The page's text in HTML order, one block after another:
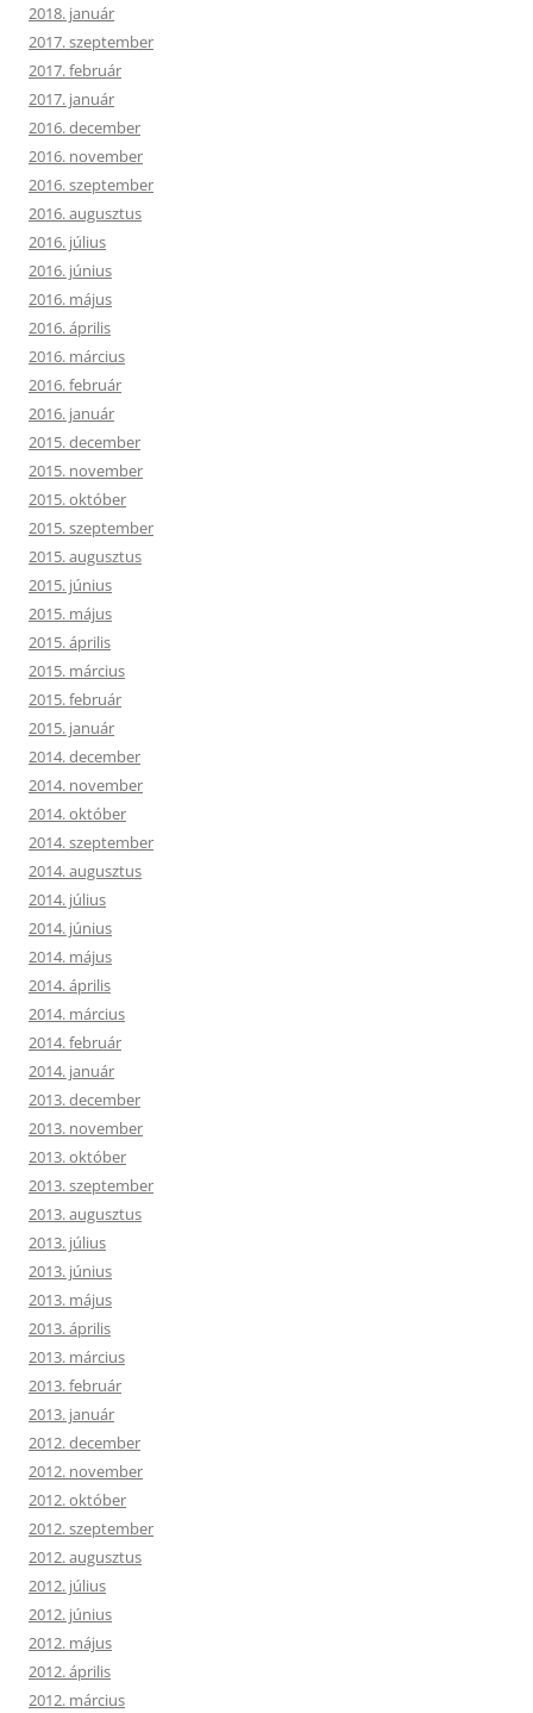
2018. január
2017. szeptember
2017. február
2017. január
2016. december
2016. november
2016. szeptember
2016. augusztus
2016. július
2016. június
2016. május
2016. április
2016. március
2016. február
2016. január
2015. december
2015. november
2015. október
2015. szeptember
2015. augusztus
2015. június
2015. május
2015. április
2015. március
2015. február
2015. január
2014. december
2014. november
2014. október
2014. szeptember
2014. augusztus
2014. július
2014. június
2014. május
2014. április
2014. március
2014. február
2014. január
2013. december
2013. november
2013. október
2013. szeptember
2013. augusztus
2013. július
2013. június
2013. május
2013. április
2013. március
2013. február
2013. január
2012. december
2012. november
2012. október
2012. szeptember
2012. augusztus
2012. július
2012. június
2012. május
2012. április
2012. március